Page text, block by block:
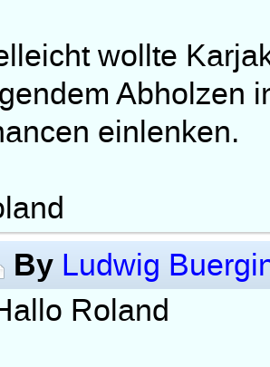
wollte
Abholzen
einlenken.
By Ludwig
Roland